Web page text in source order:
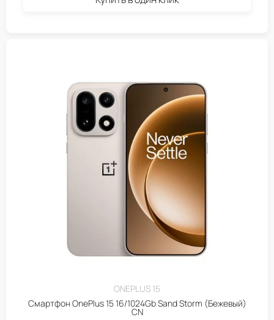
ONEPLUS 15
Смартфон OnePlus 15 16/1024Gb Sand Storm (Бежевый)
CN